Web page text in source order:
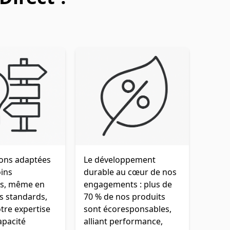
adaptées
même en
standards,
expertise
Le développement
durable au cœur de nos
engagements : plus de
70 % de nos produits
sont écoresponsables,
alliant performance,